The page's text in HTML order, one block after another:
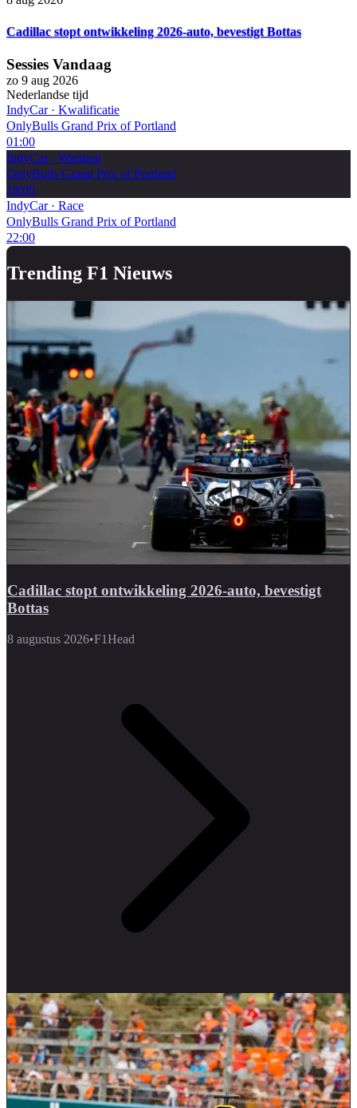
Cadillac stopt ontwikkeling 2026-auto, bevestigt Bottas
Sessies Vandaag
zo 9 aug 2026
Nederlandse tijd
IndyCar· Kwalificatie
OnlyBulls Grand Prix of Portland
01:00
IndyCar· Warmup
OnlyBulls Grand Prix of Portland
19:00
IndyCar· Race
OnlyBulls Grand Prix of Portland
22:00
Trending F1 Nieuws
Cadillac stopt ontwikkeling 2026-auto, bevestigt
Bottas
8 augustus 2026•F1Head